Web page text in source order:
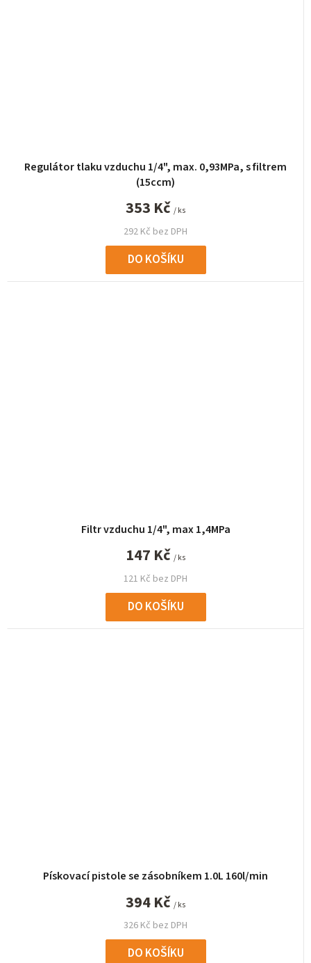
Regulátor tlaku vzduchu 1/4", max. 0,93MPa, s filtrem
(15ccm)
292 Kč bez DPH
353 Kč / ks
DO KOŠÍKU
Filtr vzduchu 1/4", max 1,4MPa
121 Kč bez DPH
147 Kč / ks
DO KOŠÍKU
Pískovací pistole se zásobníkem 1.0L 160l/min
326 Kč bez DPH
394 Kč / ks
DO KOŠÍKU